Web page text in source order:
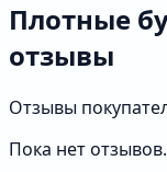
Плотные
отзывы
Отзывы
Пока нет